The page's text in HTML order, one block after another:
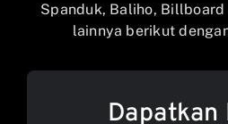
Spanduk, Baliho,
lainnya berikut
Dapatkan